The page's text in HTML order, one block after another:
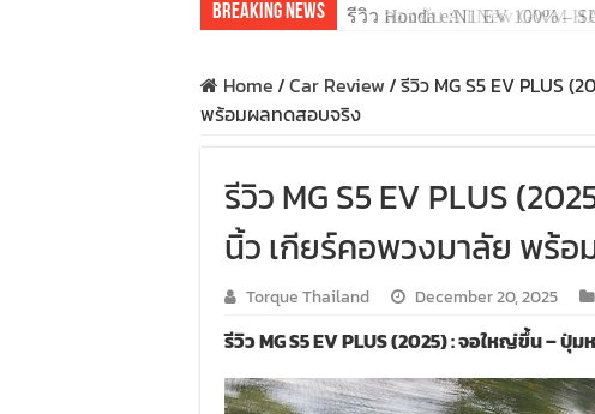
Breaking News รีวิว ลองขับ All New GWM
Home/Car Review/รีวิว MG S5 EV PLUS
พร้อมผลทดสอบจริง
รีวิว MG S5 EV PLUS
นิ้ว เกียร์คอพวงมาลัย พร้
Torque Thailand December 20, 2025
รีวิว MG S5 EV PLUS (2025) : จอใหญ่ขึ้น – ปุ่